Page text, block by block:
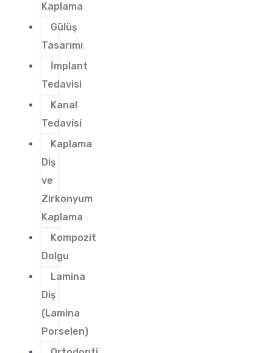
Kaplama
Gülüş
Tasarımı
İmplant
Tedavisi
Kanal
Tedavisi
Kaplama
Diş
ve
Zirkonyum
Kaplama
Kompozit
Dolgu
Lamina
Diş
(Lamina
Porselen)